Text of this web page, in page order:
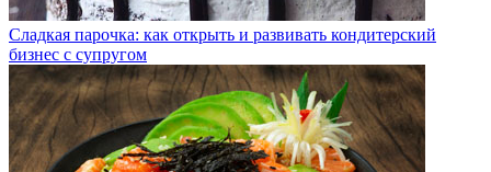
Сладкая парочка: как открыть и развивать кондитерский
бизнес с супругом